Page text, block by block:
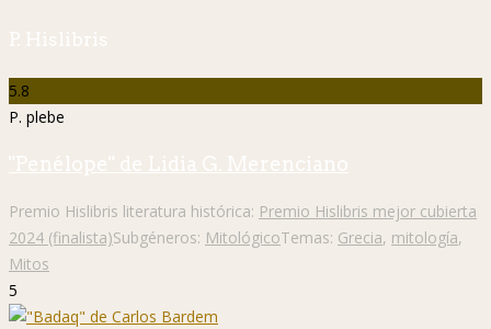
P. Hislibris
5.8
P. plebe
"Penélope" de Lidia G. Merenciano
Premio Hislibris literatura histórica: Premio Hislibris mejor cubierta
2024 (finalista)Subgéneros: MitológicoTemas: Grecia, mitología,
Mitos
5